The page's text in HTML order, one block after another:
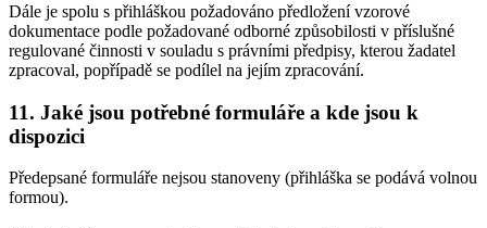
Dále je spolu s přihláškou požadováno předložení vzorové
dokumentace podle požadované odborné způsobilosti v příslušné
regulované činnosti v souladu s právními předpisy, kterou žadatel
zpracoval, popřípadě se podílel na jejím zpracování.
11. Jaké jsou potřebné formuláře a kde jsou k
dispozici
Předepsané formuláře nejsou stanoveny (přihláška se podává volnou
formou).